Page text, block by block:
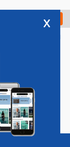
Check in
Vacatures
x